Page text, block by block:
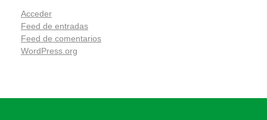
Acceder
Feed de entradas
Feed de comentarios
WordPress.org